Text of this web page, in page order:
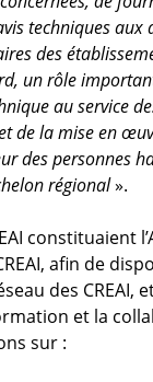
techniques aux
des
un rôle
au service
de la mise en
des personnes
régional».
constituaient
afin de
des CREAI,
et la
sur :